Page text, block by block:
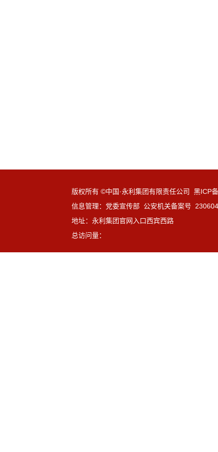
版权所有 ©中国·永利集团有限责任公司 黑ICP
信息管理：党委宣传部 公安机关备案号
地址：永利集团官网入口西宾西路
总访问量：